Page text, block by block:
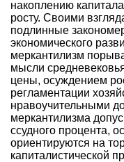
накоплению
росту. Своими
подлинные
экономического
меркантилизм
мысли
цены, осуждением
регламентации
нравоучительными
меркантилизма
ссудного процента,
ориентируются на
капиталистической